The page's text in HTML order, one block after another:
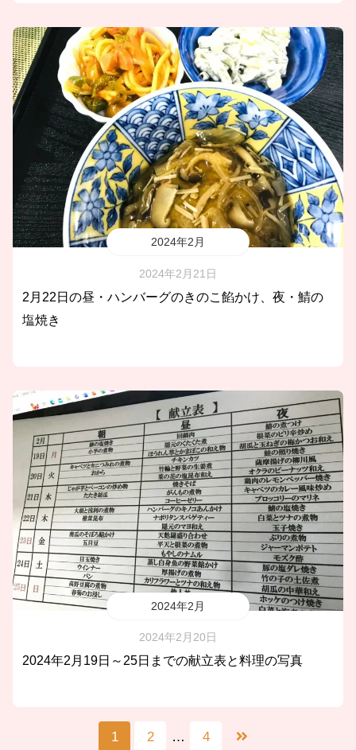
2024年2月
2024年2月21日
2月22日の昼・ハンバーグのきのこ餡かけ、夜・鯖の
塩焼き
2024年2月
2024年2月20日
2024年2月19日～25日までの献立表と料理の写真
1 2 … 4